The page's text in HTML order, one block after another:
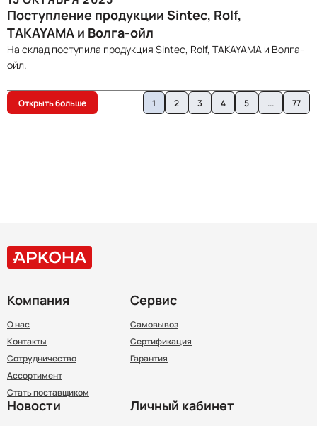
Поступление продукции Sintec, Rolf,
TAKAYAMA и Волга-ойл
На склад поступила продукция Sintec, Rolf, TAKAYAMA и Волга-
ойл.
Открыть больше 1 2 3 4 5 ... 77
Компания
О нас
Контакты
Сотрудничество
Ассортимент
Стать поставщиком
Сервис
Самовывоз
Сертификация
Гарантия
Новости Личный кабинет